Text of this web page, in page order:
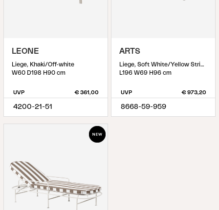
LEONE
Liege, Khaki/Off-white
W60 D198 H90 cm
UVP € 361,00
4200-21-51
ARTS
Liege, Soft White/Yellow Stripes
L196 W69 H96 cm
UVP € 973,20
8668-59-959